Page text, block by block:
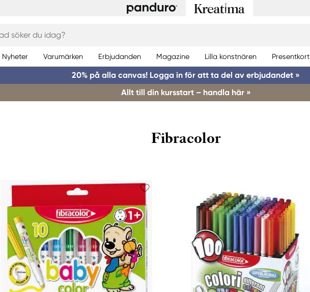
Nyheter Varumärken Erbjudanden Magazine Lilla konstnären Presentkort
20% på alla canvas! Logga in för att ta del av erbjudandet »
Allt till din kursstart – handla här »
Fibracolor